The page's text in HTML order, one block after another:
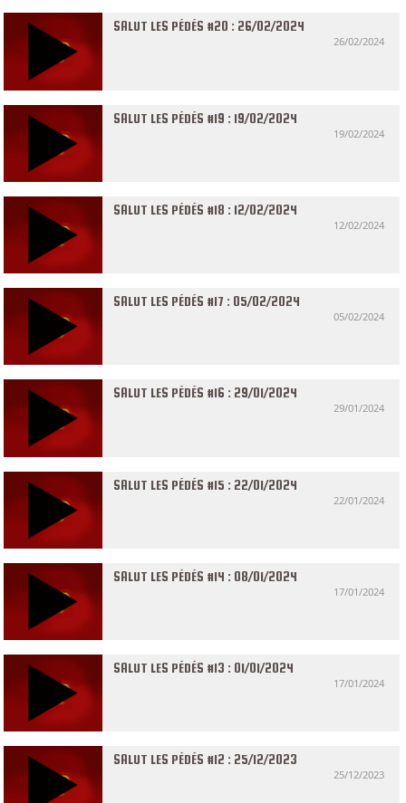
SALUT LES PÉDÉS #20 : 26/02/2024
26/02/2024
SALUT LES PÉDÉS #19 : 19/02/2024
19/02/2024
SALUT LES PÉDÉS #18 : 12/02/2024
12/02/2024
SALUT LES PÉDÉS #17 : 05/02/2024
05/02/2024
SALUT LES PÉDÉS #16 : 29/01/2024
29/01/2024
SALUT LES PÉDÉS #15 : 22/01/2024
22/01/2024
SALUT LES PÉDÉS #14 : 08/01/2024
17/01/2024
SALUT LES PÉDÉS #13 : 01/01/2024
17/01/2024
SALUT LES PÉDÉS #12 : 25/12/2023
25/12/2023